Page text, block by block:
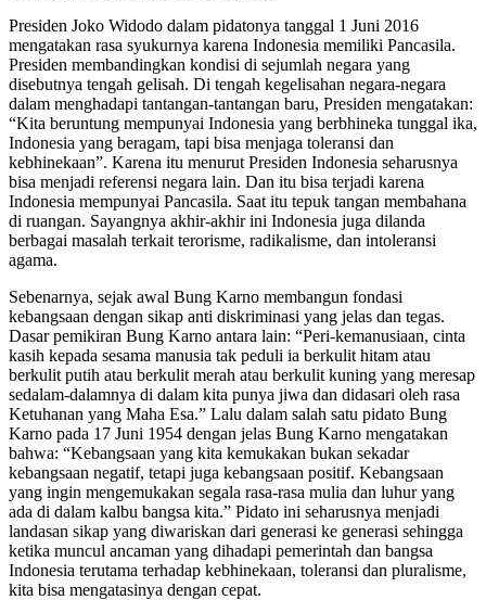
Presiden Joko Widodo dalam pidatonya tanggal 1 Juni 2016
mengatakan rasa syukurnya karena Indonesia memiliki Pancasila.
Presiden membandingkan kondisi di sejumlah negara yang
disebutnya tengah gelisah. Di tengah kegelisahan negara-negara
dalam menghadapi tantangan-tantangan baru, Presiden mengatakan:
“Kita beruntung mempunyai Indonesia yang berbhineka tunggal ika,
Indonesia yang beragam, tapi bisa menjaga toleransi dan
kebhinekaan”. Karena itu menurut Presiden Indonesia seharusnya
bisa menjadi referensi negara lain. Dan itu bisa terjadi karena
Indonesia mempunyai Pancasila. Saat itu tepuk tangan membahana
di ruangan. Sayangnya akhir-akhir ini Indonesia juga dilanda
berbagai masalah terkait terorisme, radikalisme, dan intoleransi
agama.
Sebenarnya, sejak awal Bung Karno membangun fondasi
kebangsaan dengan sikap anti diskriminasi yang jelas dan tegas.
Dasar pemikiran Bung Karno antara lain: “Peri-kemanusiaan, cinta
kasih kepada sesama manusia tak peduli ia berkulit hitam atau
berkulit putih atau berkulit merah atau berkulit kuning yang meresap
sedalam-dalamnya di dalam kita punya jiwa dan didasari oleh rasa
Ketuhanan yang Maha Esa.” Lalu dalam salah satu pidato Bung
Karno pada 17 Juni 1954 dengan jelas Bung Karno mengatakan
bahwa: “Kebangsaan yang kita kemukakan bukan sekadar
kebangsaan negatif, tetapi juga kebangsaan positif. Kebangsaan
yang ingin mengemukakan segala rasa-rasa mulia dan luhur yang
ada di dalam kalbu bangsa kita.” Pidato ini seharusnya menjadi
landasan sikap yang diwariskan dari generasi ke generasi sehingga
ketika muncul ancaman yang dihadapi pemerintah dan bangsa
Indonesia terutama terhadap kebhinekaan, toleransi dan pluralisme,
kita bisa mengatasinya dengan cepat.